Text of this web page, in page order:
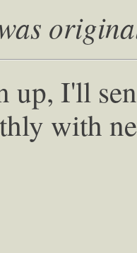
up, I'll
with